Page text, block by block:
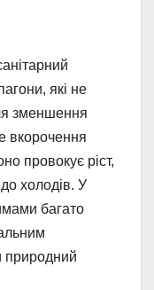
які не
зменшення
вкорочення
провокує ріст,
холодів. У
багато
природний